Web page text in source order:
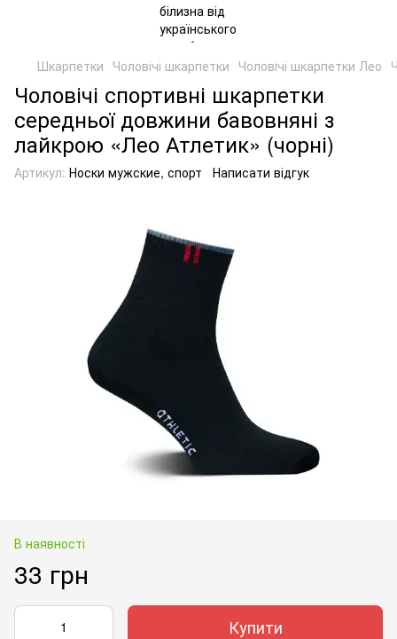
Шкарпетки Чоловічі шкарпетки Чоловічі шкарпетки Лео
Чоловічі спортивні шкарпетки
середньої довжини бавовняні з
лайкрою «Лео Атлетик» (чорні)
Артикул: Носки мужские, спорт Написати відгук
В наявності
33 грн
Купити